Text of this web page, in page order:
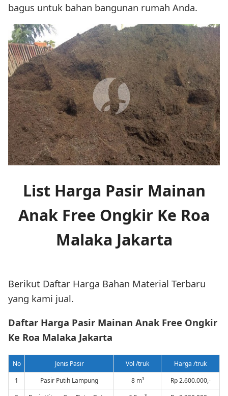
bagus untuk bahan bangunan rumah Anda.
List Harga Pasir Mainan
Anak Free Ongkir Ke Roa
Malaka Jakarta
Berikut Daftar Harga Bahan Material Terbaru
yang kami jual.
Daftar Harga Pasir Mainan Anak Free Ongkir
Ke Roa Malaka Jakarta
No Jenis Pasir Vol /truk
Harga /truk
1
Pasir Putih Lampung 8 m³
Rp 2.600.000,-